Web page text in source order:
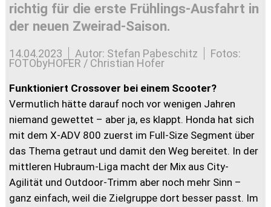
richtig für die erste Frühlings-Ausfahrt in
der neuen Zweirad-Saison.
14.04.2023 Autor: Stefan Pabeschitz Fotos:
FOTObyHOFER / Christian Hofer
Funktioniert Crossover bei einem Scooter?
Vermutlich hätte darauf noch vor wenigen Jahren
niemand gewettet – aber ja, es klappt. Honda hat sich
mit dem X-ADV 800 zuerst im Full-Size Segment über
das Thema getraut und damit den Weg bereitet. In der
mittleren Hubraum-Liga macht der Mix aus City-
Agilität und Outdoor-Trimm aber noch mehr Sinn –
ganz einfach, weil die Zielgruppe dort besser passt. Im